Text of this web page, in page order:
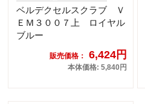
ベルデクセルスクラブ Ｖ
ＥＭ３００７上 ロイヤル
ブルー
販売価格： 6,424円
本体価格: 5,840円